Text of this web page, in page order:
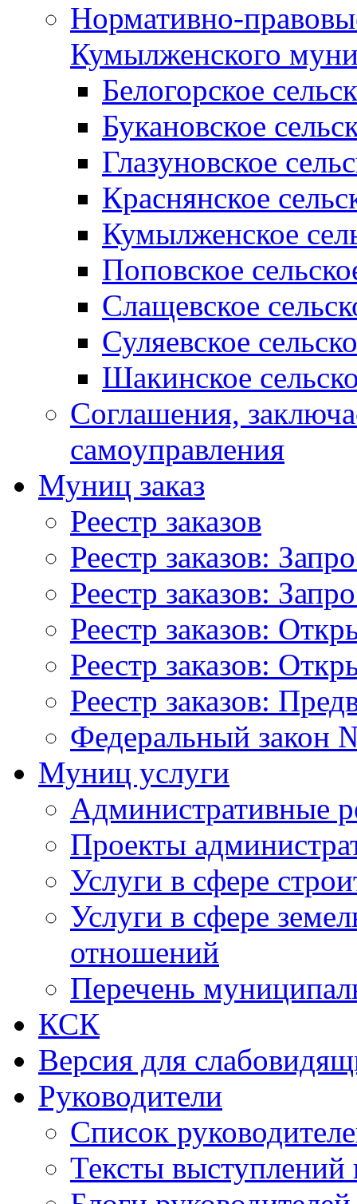
Нормативно-
Кумылженского
Белогорское
Букановское
Глазуновское
Краснянское
Кумылженское
Поповское
Слащевское
Суляевское
Шакинское
Соглашения,
самоуправления
Муниц заказ
Реестр заказов
Реестр заказов:
Реестр заказов:
Реестр заказов:
Реестр заказов:
Реестр заказов:
Федеральный закон
Муниц услуги
Административные
Проекты
Услуги в сфере
Услуги в сфере
отношений
Перечень
КСК
Версия для
Руководители
Список
Тексты выступлений